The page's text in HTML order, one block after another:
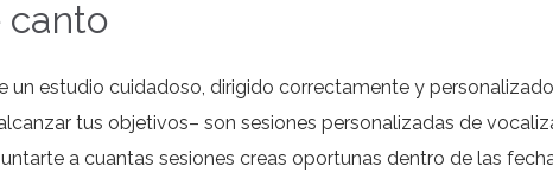
canto
un estudio cuidadoso, dirigido correctamente y
tus objetivos– son sesiones personalizadas de
a cuantas sesiones creas oportunas dentro de las